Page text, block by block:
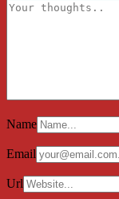
Name
Email
Url